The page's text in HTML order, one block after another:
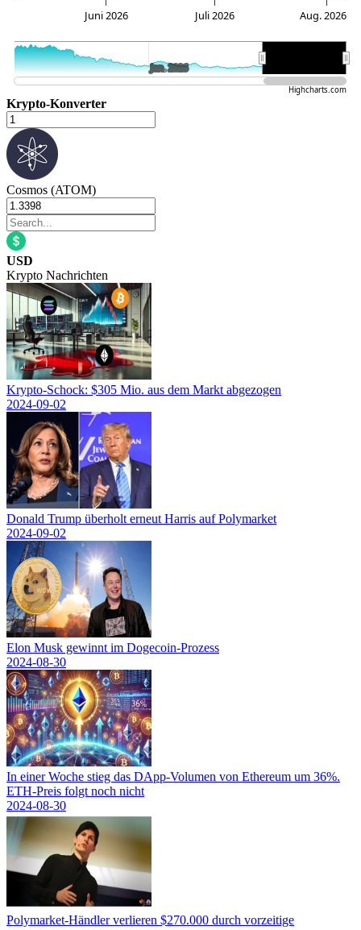
Juni 2026 Juli 2026 Aug. 2026
Jan. 2026
Jan. 2026
Highcharts.com
Krypto-Konverter
Cosmos (ATOM)
USD
Krypto Nachrichten
Krypto-Schock: $305 Mio. aus dem Markt abgezogen
2024-09-02
Donald Trump überholt erneut Harris auf Polymarket
2024-09-02
Elon Musk gewinnt im Dogecoin-Prozess
2024-08-30
In einer Woche stieg das DApp-Volumen von Ethereum um 36%.
ETH-Preis folgt noch nicht
2024-08-30
Polymarket-Händler verlieren $270.000 durch vorzeitige